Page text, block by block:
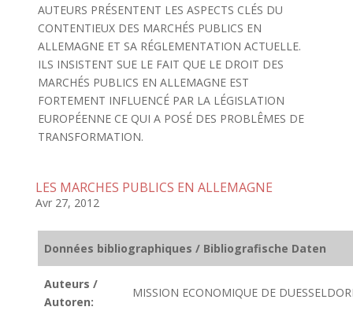
AUTEURS PRÉSENTENT LES ASPECTS CLÉS DU
CONTENTIEUX DES MARCHÉS PUBLICS EN
ALLEMAGNE ET SA RÉGLEMENTATION ACTUELLE.
ILS INSISTENT SUE LE FAIT QUE LE DROIT DES
MARCHÉS PUBLICS EN ALLEMAGNE EST
FORTEMENT INFLUENCÉ PAR LA LÉGISLATION
EUROPÉENNE CE QUI A POSÉ DES PROBLÊMES DE
TRANSFORMATION.
LES MARCHES PUBLICS EN ALLEMAGNE
Avr 27, 2012
Données bibliographiques / Bibliografische Daten
Auteurs /
Autoren:
MISSION ECONOMIQUE DE